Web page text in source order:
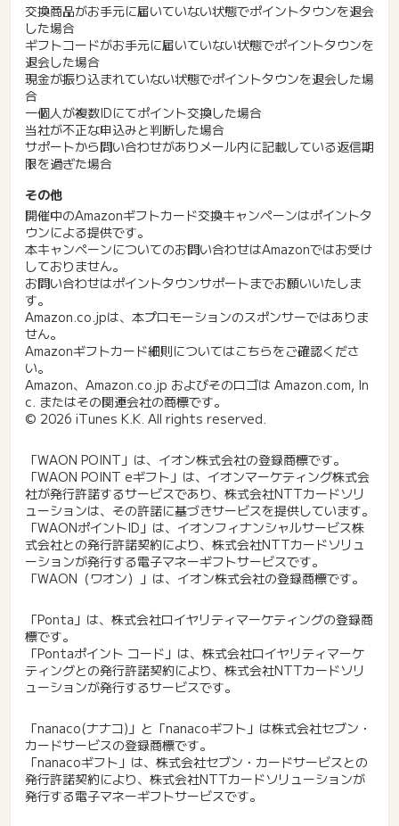
交換商品がお手元に届いていない状態でポイントタウンを退会
した場合
ギフトコードがお手元に届いていない状態でポイントタウンを
退会した場合
現金が振り込まれていない状態でポイントタウンを退会した場
合
一個人が複数IDにてポイント交換した場合
当社が不正な申込みと判断した場合
サポートから問い合わせがありメール内に記載している返信期
限を過ぎた場合
その他
開催中のAmazonギフトカード交換キャンペーンはポイントタ
ウンによる提供です。
本キャンペーンについてのお問い合わせはAmazonではお受け
しておりません。
お問い合わせはポイントタウンサポートまでお願いいたしま
す。
Amazon.co.jpは、本プロモーションのスポンサーではありま
せん。
Amazonギフトカード細則についてはこちらをご確認くださ
い。
Amazon、Amazon.co.jp およびそのロゴは Amazon.com, In
c. またはその関連会社の商標です。
© 2026 iTunes K.K. All rights reserved.
「WAON POINT」は、イオン株式会社の登録商標です。
「WAON POINT eギフト」は、イオンマーケティング株式会
社が発行許諾するサービスであり、株式会社NTTカードソリ
ューションは、その許諾に基づきサービスを提供しています。
「WAONポイントID」は、イオンフィナンシャルサービス株
式会社との発行許諾契約により、株式会社NTTカードソリュ
ーションが発行する電子マネーギフトサービスです。
「WAON（ワオン）」は、イオン株式会社の登録商標です。
「Ponta」は、株式会社ロイヤリティマーケティングの登録商
標です。
「Pontaポイント コード」は、株式会社ロイヤリティマーケ
ティングとの発行許諾契約により、株式会社NTTカードソリ
ューションが発行するサービスです。
「nanaco(ナナコ)」と「nanacoギフト」は株式会社セブン・
カードサービスの登録商標です。
「nanacoギフト」は、株式会社セブン・カードサービスとの
発行許諾契約により、株式会社NTTカードソリューションが
発行する電子マネーギフトサービスです。